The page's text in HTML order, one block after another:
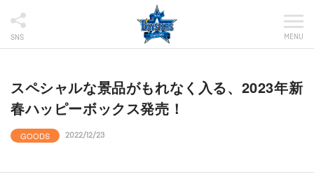
SNS MENU
スペシャルな景品がもれなく入る、2023年新
春ハッピーボックス発売！
GOODS 2022/12/23